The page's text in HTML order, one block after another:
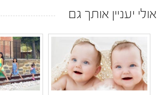
אולי יעניין אותך גם